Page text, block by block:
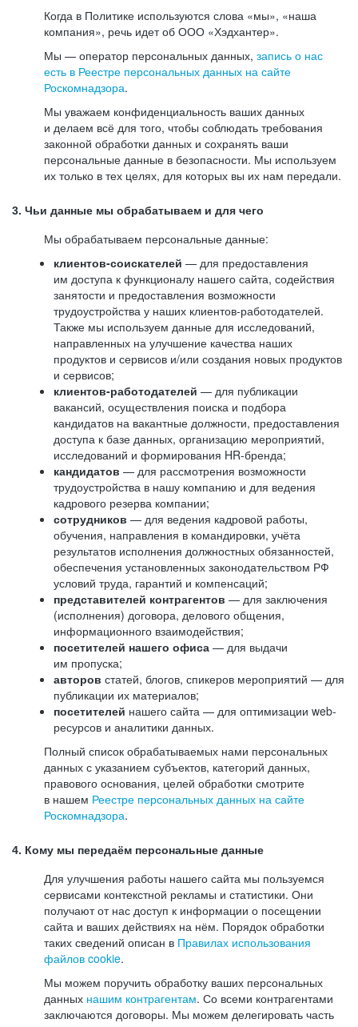
Когда в Политике используются слова «мы», «наша
компания», речь идет об ООО «Хэдхантер».
Мы — оператор персональных данных, запись о нас
есть в Реестре персональных данных на сайте
Роскомнадзора.
Мы уважаем конфиденциальность ваших данных
и делаем всё для того, чтобы соблюдать требования
законной обработки данных и сохранять ваши
персональные данные в безопасности. Мы используем
их только в тех целях, для которых вы их нам передали.
3. Чьи данные мы обрабатываем и для чего
Мы обрабатываем персональные данные:
клиентов-соискателей — для предоставления
им доступа к функционалу нашего сайта, содействия
занятости и предоставления возможности
трудоустройства у наших клиентов-работодателей.
Также мы используем данные для исследований,
направленных на улучшение качества наших
продуктов и сервисов и/или создания новых продуктов
и сервисов;
клиентов-работодателей — для публикации
вакансий, осуществления поиска и подбора
кандидатов на вакантные должности, предоставления
доступа к базе данных, организацию мероприятий,
исследований и формирования HR-бренда;
кандидатов — для рассмотрения возможности
трудоустройства в нашу компанию и для ведения
кадрового резерва компании;
сотрудников — для ведения кадровой работы,
обучения, направления в командировки, учёта
результатов исполнения должностных обязанностей,
обеспечения установленных законодательством РФ
условий труда, гарантий и компенсаций;
представителей контрагентов — для заключения
(исполнения) договора, делового общения,
информационного взаимодействия;
посетителей нашего офиса — для выдачи
им пропуска;
авторов статей, блогов, спикеров мероприятий — для
публикации их материалов;
посетителей нашего сайта — для оптимизации web-
ресурсов и аналитики данных.
Полный список обрабатываемых нами персональных
данных с указанием субъектов, категорий данных,
правового основания, целей обработки смотрите
в нашем Реестре персональных данных на сайте
Роскомнадзора.
4. Кому мы передаём персональные данные
Для улучшения работы нашего сайта мы пользуемся
сервисами контекстной рекламы и статистики. Они
получают от нас доступ к информации о посещении
сайта и ваших действиях на нём. Порядок обработки
таких сведений описан в Правилах использования
файлов cookie.
Мы можем поручить обработку ваших персональных
данных нашим контрагентам. Со всеми контрагентами
заключаются договоры. Мы можем делегировать часть